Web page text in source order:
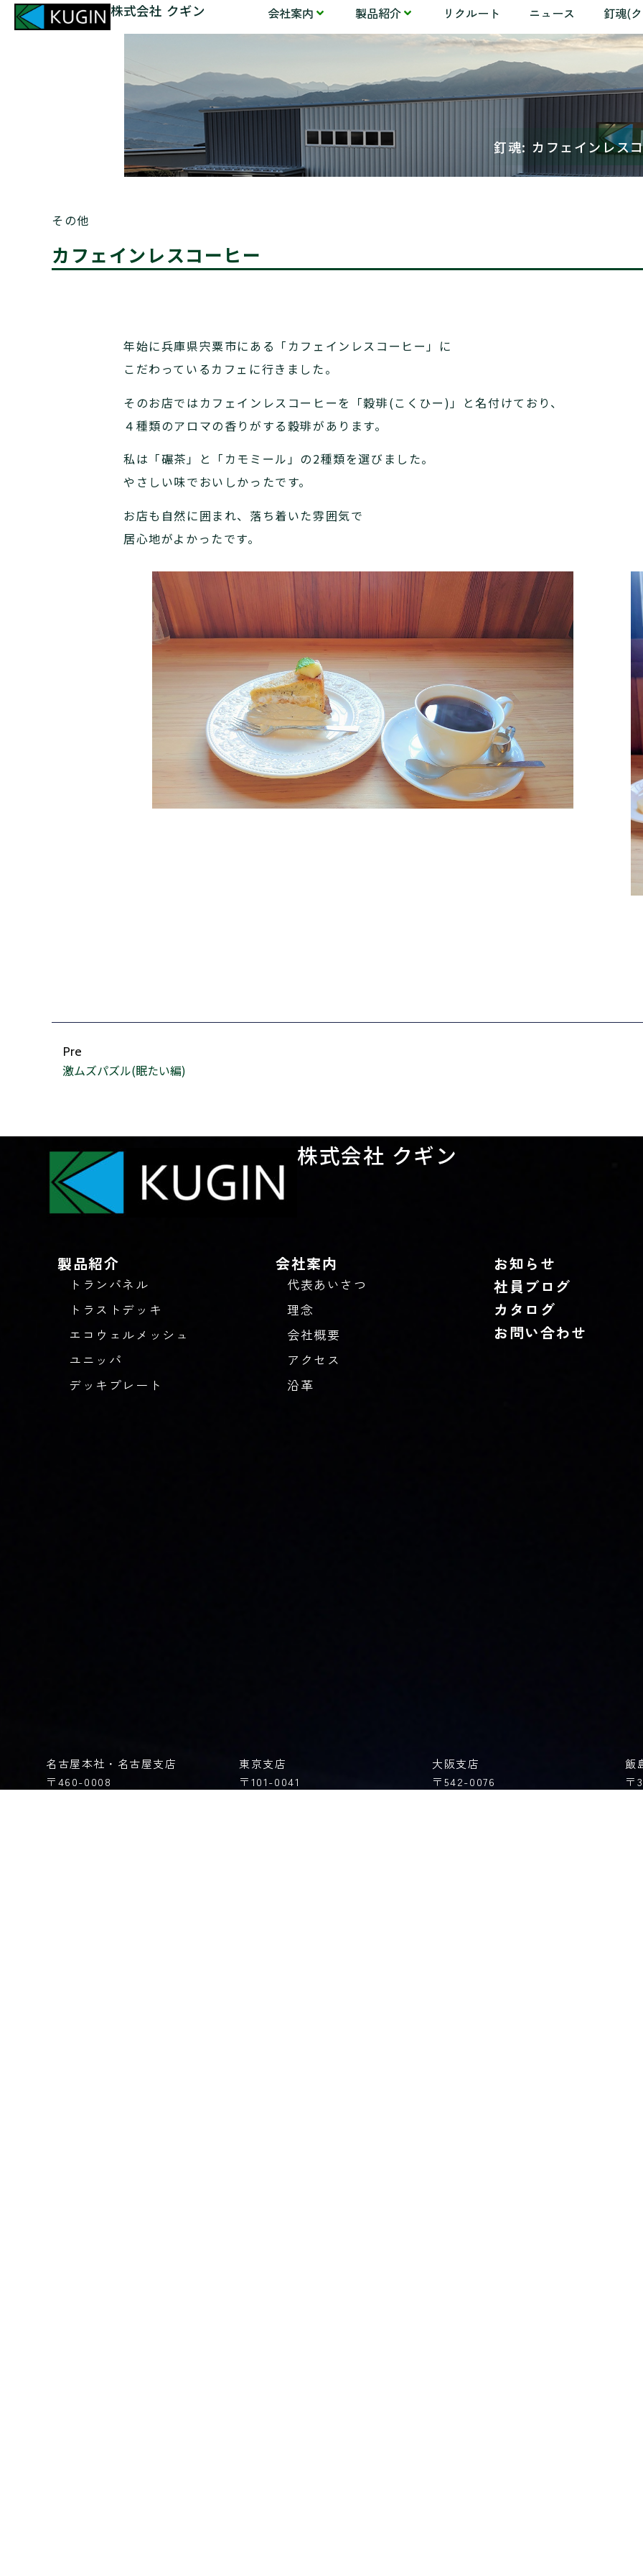
株式会社 クギン 会社案内 製品紹介 リクルート ニュース 釘魂(
釘魂: カフェインレス
その他
カフェインレスコーヒー
年始に兵庫県宍粟市にある「カフェインレスコーヒー」に
こだわっているカフェに行きました。
そのお店ではカフェインレスコーヒーを「穀琲(こくひー)」と名付けており、
４種類のアロマの香りがする穀琲があります。
私は「碾茶」と「カモミール」の2種類を選びました。
やさしい味でおいしかったです。
お店も自然に囲まれ、落ち着いた雰囲気で
居心地がよかったです。
Pre
激ムズパズル(眠たい編)
株式会社 クギン
製品紹介
トランパネル
トラストデッキ
エコウェルメッシュ
ユニッパ
デッキプレート
会社案内
代表あいさつ
理念
会社概要
アクセス
沿革
お知らせ
社員ブログ
カタログ
お問い合わせ
名古屋本社・名古屋支店​
〒460-0008
東京支店
〒101-0041
大阪支店
〒542-0076
飯
〒